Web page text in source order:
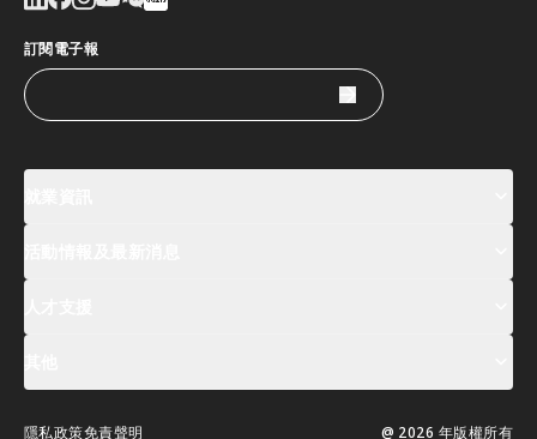
訂閱電子報
薪酬指數
全球人才高峰會周
聯絡我們
支援服務
隱私政策免責聲明 @ 2026 年版權所有